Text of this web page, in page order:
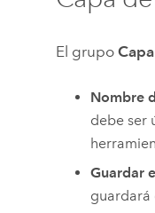
El grupo
Nombre
debe ser
Guardar
guardará